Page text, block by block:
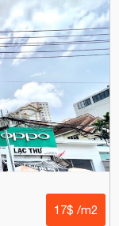
17$ /m2